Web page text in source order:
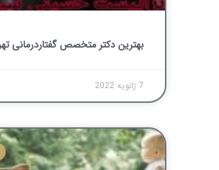
بهترین دکتر متخصص گفتاردرمانی
7 ژانویه 2022